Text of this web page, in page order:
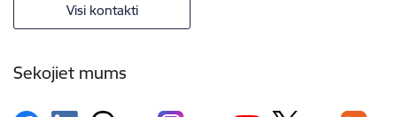
Visi kontakti
Sekojiet mums